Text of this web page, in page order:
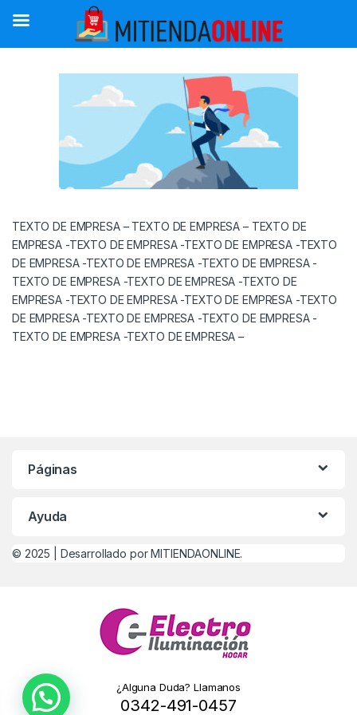
TEXTO DE EMPRESA – TEXTO DE EMPRESA – TEXTO DE
EMPRESA -TEXTO DE EMPRESA -TEXTO DE EMPRESA -TEXTO
DE EMPRESA -TEXTO DE EMPRESA -TEXTO DE EMPRESA -
TEXTO DE EMPRESA -TEXTO DE EMPRESA -TEXTO DE
EMPRESA -TEXTO DE EMPRESA -TEXTO DE EMPRESA -TEXTO
DE EMPRESA -TEXTO DE EMPRESA -TEXTO DE EMPRESA -
TEXTO DE EMPRESA -TEXTO DE EMPRESA –
Páginas
Ayuda
© 2025 | Desarrollado por MITIENDAONLINE.
¿Alguna Duda? Llamanos
0342-491-0457